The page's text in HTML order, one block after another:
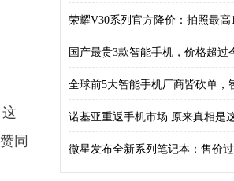
同
荣耀V30系列官方降价：拍照最高
国产最贵3款智能手机，价格超过
全球前5大智能手机厂商皆砍单，
诺基亚重返手机市场 原来真相是
微星发布全新系列笔记本：售价